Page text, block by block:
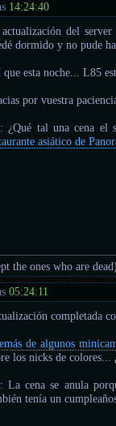
14:24:40
del
dormido y no pude
que esta noche... L85
por vuestra
¿Qué tal una cena el
asiático de
the ones who are
05:24:11
completada
de algunos
los nicks de colores...
La cena se anula
tenía un